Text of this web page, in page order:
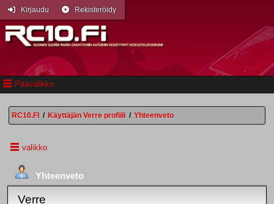
Päävalikko
Kirjaudu Rekisteröidy
RC10.FI / Käyttäjän Verre profiili / Yhteenveto
valikko
Yhteenveto
Verre